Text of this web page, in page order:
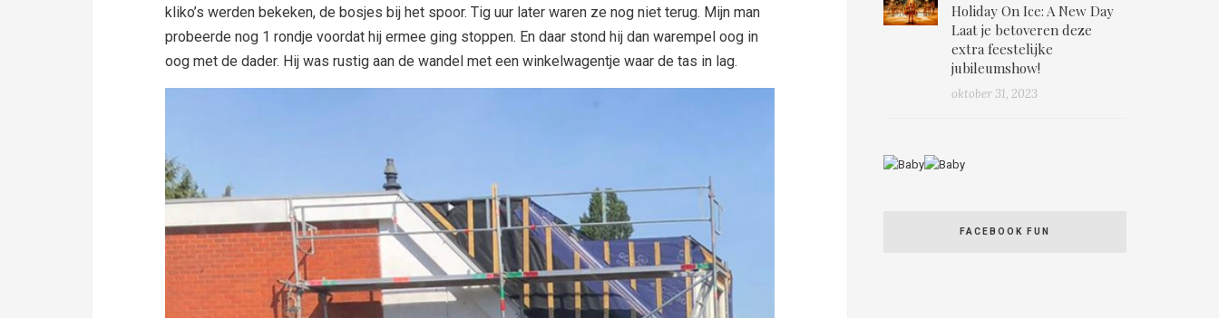
kliko’s werden bekeken, de bosjes bij het spoor. Tig uur later waren ze nog niet terug. Mijn man
probeerde nog 1 rondje voordat hij ermee ging stoppen. En daar stond hij dan warempel oog in
oog met de dader. Hij was rustig aan de wandel met een winkelwagentje waar de tas in lag.
Holiday On Ice: A New Day
Laat je betoveren deze
extra feestelijke
jubileumshow!
oktober 31, 2023
FACEBOOK FUN